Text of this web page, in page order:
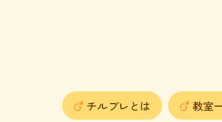
チルプレとは 教室